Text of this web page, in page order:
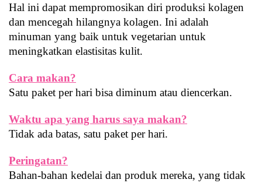
Hal ini dapat mempromosikan diri produksi kolagen
dan mencegah hilangnya kolagen. Ini adalah
minuman yang baik untuk vegetarian untuk
meningkatkan elastisitas kulit.
Cara makan?
Satu paket per hari bisa diminum atau diencerkan.
Waktu apa yang harus saya makan?
Tidak ada batas, satu paket per hari.
Peringatan?
Bahan-bahan kedelai dan produk mereka, yang tidak